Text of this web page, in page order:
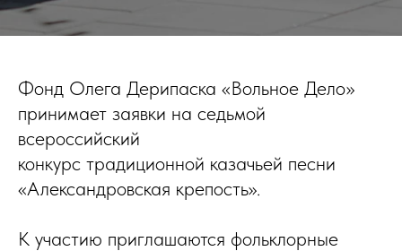
Фонд Олега Дерипаска «Вольное Дело»
принимает заявки на седьмой
всероссийский
конкурс традиционной казачьей песни
«Александровская крепость».
К участию приглашаются фольклорные